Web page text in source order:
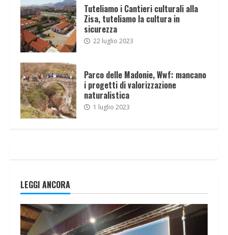
Tuteliamo i Cantieri culturali alla
Zisa, tuteliamo la cultura in
sicurezza
22 luglio 2023
Parco delle Madonie, Wwf: mancano
i progetti di valorizzazione
naturalistica
1 luglio 2023
LEGGI ANCORA